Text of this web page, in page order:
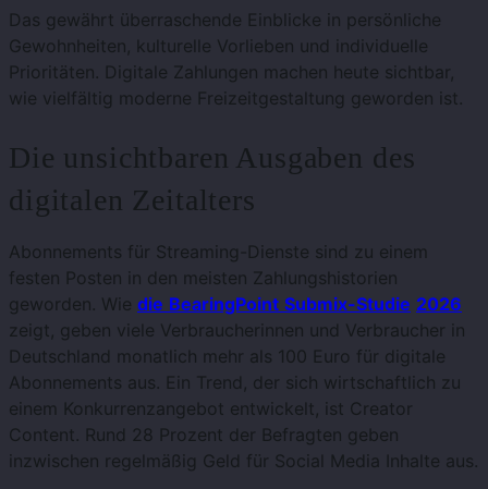
Das gewährt überraschende Einblicke in persönliche
Gewohnheiten, kulturelle Vorlieben und individuelle
Prioritäten. Digitale Zahlungen machen heute sichtbar,
wie vielfältig moderne Freizeitgestaltung geworden ist.
Die unsichtbaren Ausgaben des
digitalen Zeitalters
Abonnements für Streaming-Dienste sind zu einem
festen Posten in den meisten Zahlungshistorien
geworden. Wie die BearingPoint Submix-Studie 2026
zeigt, geben viele Verbraucherinnen und Verbraucher in
Deutschland monatlich mehr als 100 Euro für digitale
Abonnements aus. Ein Trend, der sich wirtschaftlich zu
einem Konkurrenzangebot entwickelt, ist Creator
Content. Rund 28 Prozent der Befragten geben
inzwischen regelmäßig Geld für Social Media Inhalte aus.